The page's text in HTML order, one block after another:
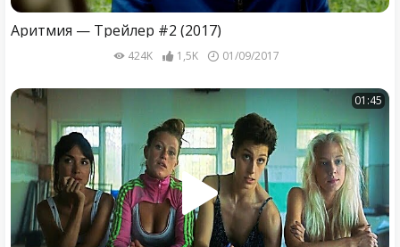
Аритмия — Трейлер #2 (2017)
424K 1,5K 01/09/2017
01:45